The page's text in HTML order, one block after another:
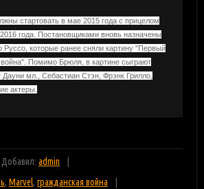
стартовать в мае 2015 года с прицелом
года. Постановщиками вновь назначены
Руссо, которые ранее сняли картину "Первый
война". Помимо Брюля, в картине сыграют
Дауни мл., Себастиан Стэн, Фрэнк Грилло,
актеры.
Добавил: admin
, Marvel, гражданская война